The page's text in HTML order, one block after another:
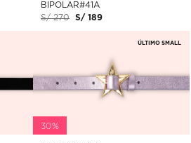
BIPOLAR#41A
S/ 270
S/ 189
30%
ÚLTIMO SMALL